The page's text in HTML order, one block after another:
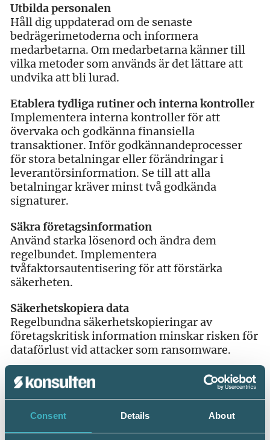
Consent Details About
Utbilda personalen
Håll dig uppdaterad om de senaste
bedrägerimetoderna och informera
medarbetarna. Om medarbetarna känner till
vilka metoder som används är det lättare att
undvika att bli lurad.
Etablera tydliga rutiner och interna kontroller
Implementera interna kontroller för att
övervaka och godkänna finansiella
transaktioner. Inför godkännandeprocesser
för stora betalningar eller förändringar i
leverantörsinformation. Se till att alla
betalningar kräver minst två godkända
signaturer.
Säkra företagsinformation
Använd starka lösenord och ändra dem
regelbundet. Implementera
tvåfaktorsautentisering för att förstärka
säkerheten.
Säkerhetskopiera data
Regelbundna säkerhetskopieringar av
företagskritisk information minskar risken för
dataförlust vid attacker som ransomware.
Skydda företagsnätverket
Installera och uppdatera brandväggar och
antivirusprogram. Använd krypterad
kommunikation för känslig dataöverföring.